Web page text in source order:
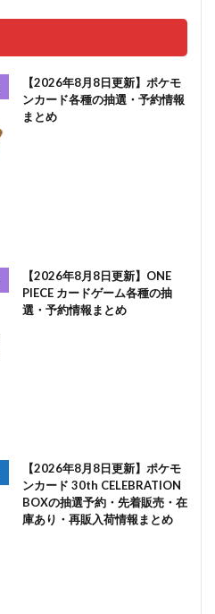
【2026年8月8日更新】ポケモ
ンカード各種の抽選・予約情報
まとめ
【2026年8月8日更新】ONE
PIECE カードゲーム各種の抽
選・予約情報まとめ
【2026年8月8日更新】ポケモ
ンカード 30th CELEBRATION
BOXの抽選予約・先着販売・在
庫あり・再販入荷情報まとめ